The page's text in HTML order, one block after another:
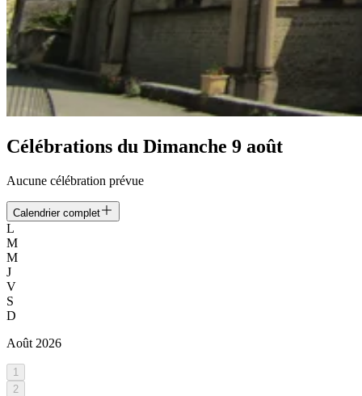
Célébrations du Dimanche 9 août
Aucune célébration prévue
Calendrier complet
L
M
M
J
V
S
D
Août 2026
1
2